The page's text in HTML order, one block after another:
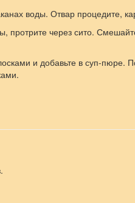
воды. Отвар процедите,
протрите через сито.
и добавьте в суп-пюре.